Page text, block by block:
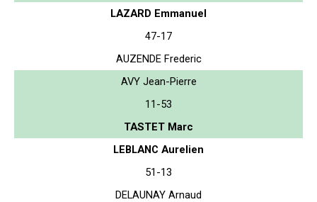
LAZARD Emmanuel
47-17
AUZENDE Frederic
AVY Jean-Pierre
11-53
TASTET Marc
LEBLANC Aurelien
51-13
DELAUNAY Arnaud